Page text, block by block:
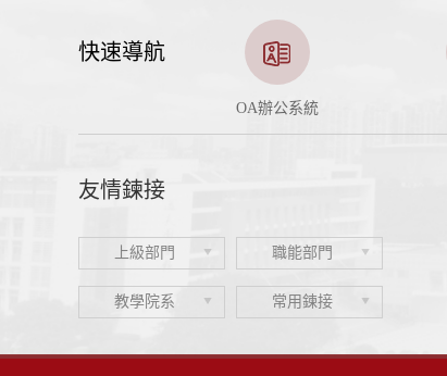
快速導航
OA辦公系統
友情鍊接
上級部門 職能部門
教學院系 常用鍊接